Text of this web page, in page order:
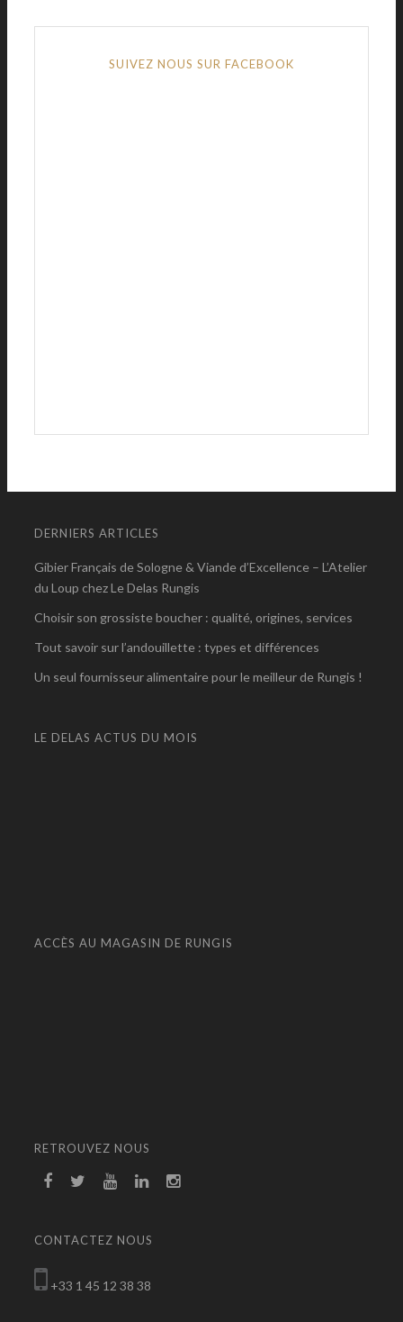
SUIVEZ NOUS SUR FACEBOOK
DERNIERS ARTICLES
Gibier Français de Sologne & Viande d’Excellence – L’Atelier
du Loup chez Le Delas Rungis
Choisir son grossiste boucher : qualité, origines, services
Tout savoir sur l’andouillette : types et différences
Un seul fournisseur alimentaire pour le meilleur de Rungis !
LE DELAS ACTUS DU MOIS
ACCÈS AU MAGASIN DE RUNGIS
RETROUVEZ NOUS
CONTACTEZ NOUS
+33 1 45 12 38 38